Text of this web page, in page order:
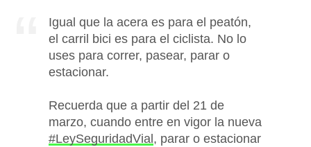
Igual que la acera es para el peatón,
el carril bici es para el ciclista. No lo
uses para correr, pasear, parar o
estacionar.
Recuerda que a partir del 21 de
marzo, cuando entre en vigor la nueva
#LeySeguridadVial, parar o estacionar